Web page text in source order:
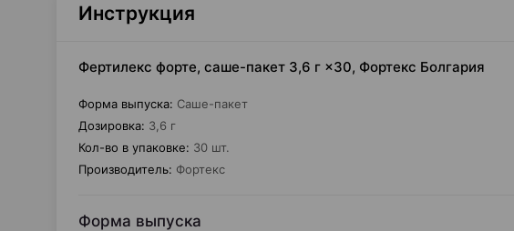
Инструкция
Фертилекс форте, саше-пакет 3,6 г ×30, Фортекс Болгария
Форма выпуска: Саше-пакет
Дозировка: 3,6 г
Кол-во в упаковке: 30 шт.
Производитель: Фортекс
Форма выпуска